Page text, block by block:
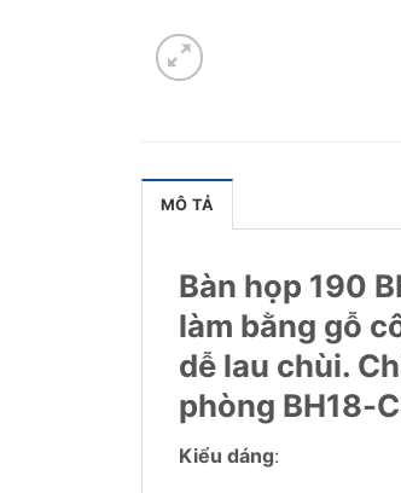
MÔ TẢ
Bàn họp 190
làm bằng gỗ
dễ lau chùi.
phòng BH18-
Kiểu dáng: